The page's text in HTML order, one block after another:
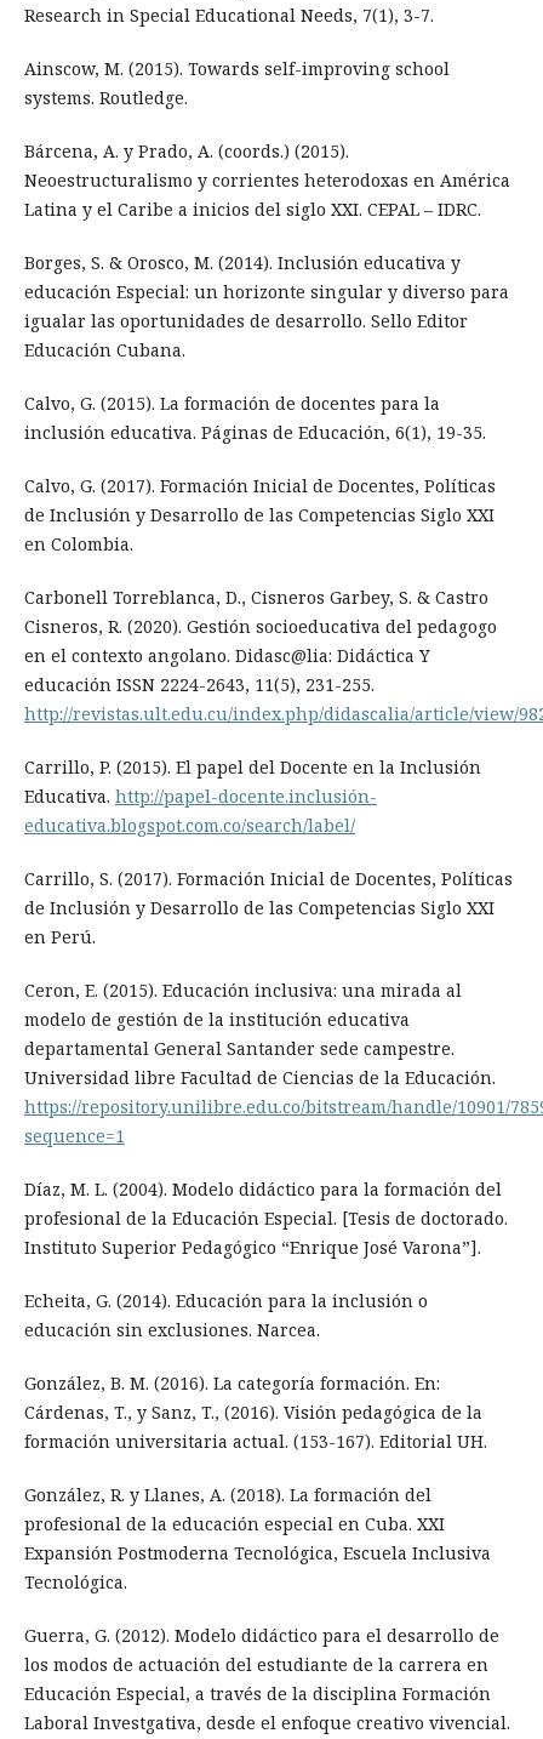
Research in Special Educational Needs, 7(1), 3-7.
Ainscow, M. (2015). Towards self-improving school
systems. Routledge.
Bárcena, A. y Prado, A. (coords.) (2015).
Neoestructuralismo y corrientes heterodoxas en América
Latina y el Caribe a inicios del siglo XXI. CEPAL – IDRC.
Borges, S. & Orosco, M. (2014). Inclusión educativa y
educación Especial: un horizonte singular y diverso para
igualar las oportunidades de desarrollo. Sello Editor
Educación Cubana.
Calvo, G. (2015). La formación de docentes para la
inclusión educativa. Páginas de Educación, 6(1), 19-35.
Calvo, G. (2017). Formación Inicial de Docentes, Políticas
de Inclusión y Desarrollo de las Competencias Siglo XXI
en Colombia.
Carbonell Torreblanca, D., Cisneros Garbey, S. & Castro
Cisneros, R. (2020). Gestión socioeducativa del pedagogo
en el contexto angolano. Didasc@lia: Didáctica Y
educación ISSN 2224-2643, 11(5), 231-255.
http://revistas.ult.edu.cu/index.php/didascalia/article/view/
Carrillo, P. (2015). El papel del Docente en la Inclusión
Educativa. http://papel-docente.inclusión-
educativa.blogspot.com.co/search/label/
Carrillo, S. (2017). Formación Inicial de Docentes, Políticas
de Inclusión y Desarrollo de las Competencias Siglo XXI
en Perú.
Ceron, E. (2015). Educación inclusiva: una mirada al
modelo de gestión de la institución educativa
departamental General Santander sede campestre.
Universidad libre Facultad de Ciencias de la Educación.
https://repository.unilibre.edu.co/bitstream/handle/10901/
sequence=1
Díaz, M. L. (2004). Modelo didáctico para la formación del
profesional de la Educación Especial. [Tesis de doctorado.
Instituto Superior Pedagógico “Enrique José Varona”].
Echeita, G. (2014). Educación para la inclusión o
educación sin exclusiones. Narcea.
González, B. M. (2016). La categoría formación. En:
Cárdenas, T., y Sanz, T., (2016). Visión pedagógica de la
formación universitaria actual. (153-167). Editorial UH.
González, R. y Llanes, A. (2018). La formación del
profesional de la educación especial en Cuba. XXI
Expansión Postmoderna Tecnológica, Escuela Inclusiva
Tecnológica.
Guerra, G. (2012). Modelo didáctico para el desarrollo de
los modos de actuación del estudiante de la carrera en
Educación Especial, a través de la disciplina Formación
Laboral Investgativa, desde el enfoque creativo vivencial.